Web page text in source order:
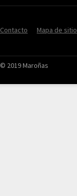
Contacto Mapa de sitio
© 2019 Maroñas